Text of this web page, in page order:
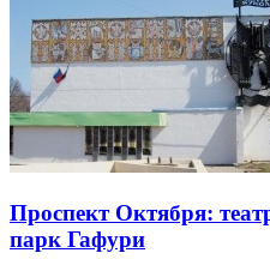
Проспект Октября:
парк Гафури